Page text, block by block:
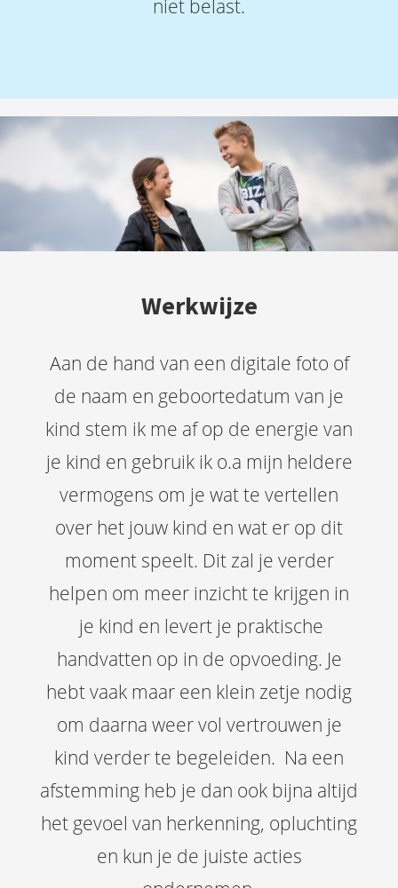
niet belast.
Werkwijze
Aan de hand van een digitale foto of
de naam en geboortedatum van je
kind stem ik me af op de energie van
je kind en gebruik ik o.a mijn heldere
vermogens om je wat te vertellen
over het jouw kind en wat er op dit
moment speelt. Dit zal je verder
helpen om meer inzicht te krijgen in
je kind en levert je praktische
handvatten op in de opvoeding. Je
hebt vaak maar een klein zetje nodig
om daarna weer vol vertrouwen je
kind verder te begeleiden. Na een
afstemming heb je dan ook bijna altijd
het gevoel van herkenning, opluchting
en kun je de juiste acties